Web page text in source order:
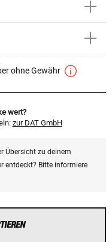
ohne Gewähr
wert?
zur DAT GmbH
Übersicht zu deinem
entdeckt? Bitte informiere